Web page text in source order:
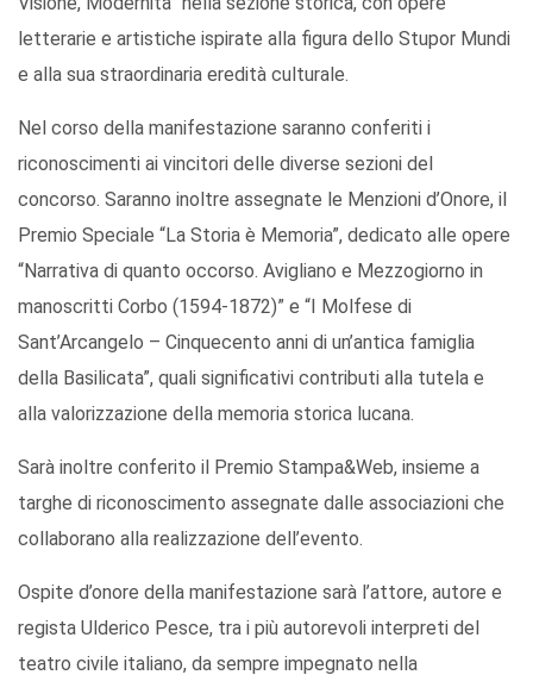
letterarie e artistiche ispirate alla figura dello Stupor Mundi
e alla sua straordinaria eredità culturale.
Nel corso della manifestazione saranno conferiti i
riconoscimenti ai vincitori delle diverse sezioni del
concorso. Saranno inoltre assegnate le Menzioni d’Onore, il
Premio Speciale “La Storia è Memoria”, dedicato alle opere
“Narrativa di quanto occorso. Avigliano e Mezzogiorno in
manoscritti Corbo (1594-1872)” e “I Molfese di
Sant’Arcangelo – Cinquecento anni di un’antica famiglia
della Basilicata”, quali significativi contributi alla tutela e
alla valorizzazione della memoria storica lucana.
Sarà inoltre conferito il Premio Stampa&Web, insieme a
targhe di riconoscimento assegnate dalle associazioni che
collaborano alla realizzazione dell’evento.
Ospite d’onore della manifestazione sarà l’attore, autore e
regista Ulderico Pesce, tra i più autorevoli interpreti del
teatro civile italiano, da sempre impegnato nella